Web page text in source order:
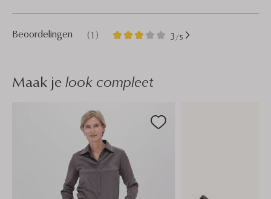
Beoordelingen (1) 3/5
1
3
Maak je look compleet